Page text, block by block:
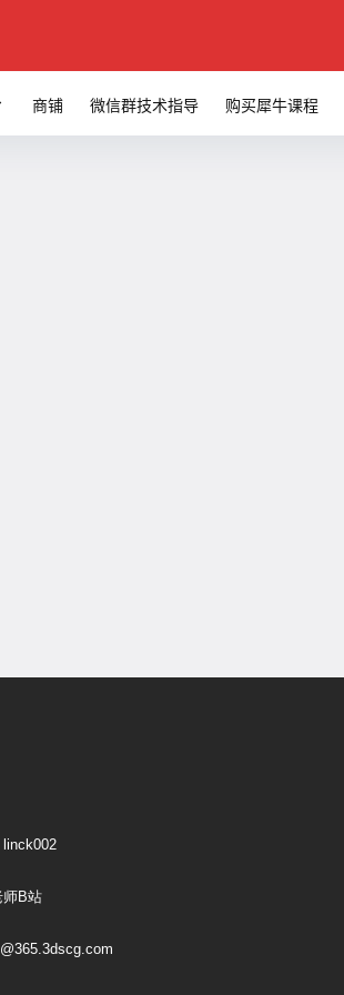
商铺 微信群技术指导 购买犀牛课程
师B站